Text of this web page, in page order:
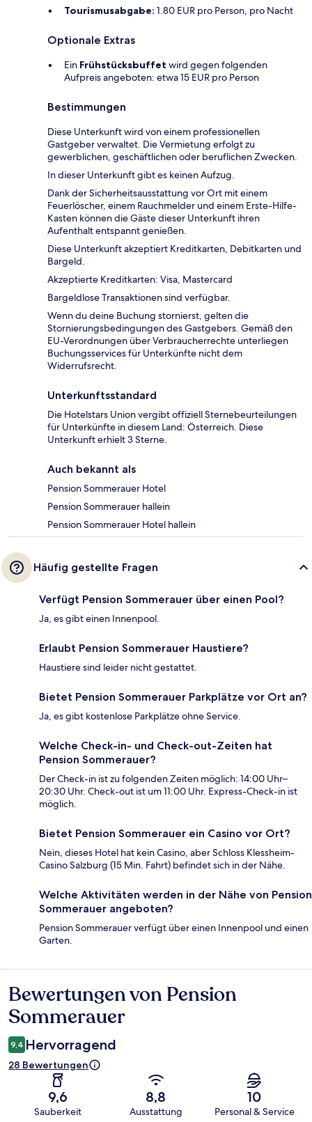
Tourismusabgabe: 1.80 EUR pro Person, pro Nacht
Optionale Extras
Ein Frühstücksbuffet wird gegen folgenden
Aufpreis angeboten: etwa 15 EUR pro Person
Bestimmungen
Diese Unterkunft wird von einem professionellen
Gastgeber verwaltet. Die Vermietung erfolgt zu
gewerblichen, geschäftlichen oder beruflichen Zwecken.
In dieser Unterkunft gibt es keinen Aufzug.
Dank der Sicherheitsausstattung vor Ort mit einem
Feuerlöscher, einem Rauchmelder und einem Erste-Hilfe-
Kasten können die Gäste dieser Unterkunft ihren
Aufenthalt entspannt genießen.
Diese Unterkunft akzeptiert Kreditkarten, Debitkarten und
Bargeld.
Akzeptierte Kreditkarten: Visa, Mastercard
Bargeldlose Transaktionen sind verfügbar.
Wenn du deine Buchung stornierst, gelten die
Stornierungsbedingungen des Gastgebers. Gemäß den
EU-Verordnungen über Verbraucherrechte unterliegen
Buchungsservices für Unterkünfte nicht dem
Widerrufsrecht.
Unterkunftsstandard
Die Hotelstars Union vergibt offiziell Sternebeurteilungen
für Unterkünfte in diesem Land: Österreich. Diese
Unterkunft erhielt 3 Sterne.
Auch bekannt als
Pension Sommerauer Hotel
Pension Sommerauer hallein
Pension Sommerauer Hotel hallein
Häufig gestellte Fragen
Verfügt Pension Sommerauer über einen Pool?
Ja, es gibt einen Innenpool.
Erlaubt Pension Sommerauer Haustiere?
Haustiere sind leider nicht gestattet.
Bietet Pension Sommerauer Parkplätze vor Ort an?
Ja, es gibt kostenlose Parkplätze ohne Service.
Welche Check-in- und Check-out-Zeiten hat
Pension Sommerauer?
Der Check-in ist zu folgenden Zeiten möglich: 14:00 Uhr–
20:30 Uhr. Check-out ist um 11:00 Uhr. Express-Check-in ist
möglich.
Bietet Pension Sommerauer ein Casino vor Ort?
Nein, dieses Hotel hat kein Casino, aber Schloss Klessheim-
Casino Salzburg (15 Min. Fahrt) befindet sich in der Nähe.
Welche Aktivitäten werden in der Nähe von Pension
Sommerauer angeboten?
Pension Sommerauer verfügt über einen Innenpool und einen
Garten.
Bewertungen
Bewertungen von Pension
Sommerauer
9,4 Hervorragend
28 Bewertungen
9,6
Sauberkeit
8,8
Ausstattung
10
Personal & Service